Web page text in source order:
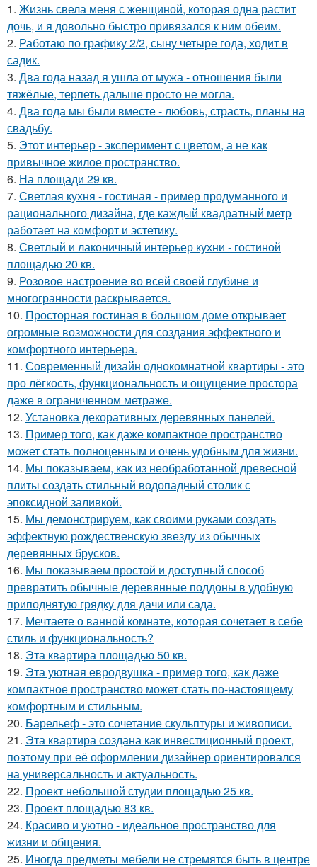
1. Жизнь свела меня с женщиной, которая одна растит
дочь, и я довольно быстро привязался к ним обеим.
2. Работаю по графику 2/2, сыну четыре года, ходит в
садик.
3. Два года назад я ушла от мужа - отношения были
тяжёлые, терпеть дальше просто не могла.
4. Два года мы были вместе - любовь, страсть, планы на
свадьбу.
5. Этот интерьер - эксперимент с цветом, а не как
привычное жилое пространство.
6. На площади 29 кв.
7. Светлая кухня - гостиная - пример продуманного и
рационального дизайна, где каждый квадратный метр
работает на комфорт и эстетику.
8. Светлый и лаконичный интерьер кухни - гостиной
площадью 20 кв.
9. Розовое настроение во всей своей глубине и
многогранности раскрывается.
10. Просторная гостиная в большом доме открывает
огромные возможности для создания эффектного и
комфортного интерьера.
11. Современный дизайн однокомнатной квартиры - это
про лёгкость, функциональность и ощущение простора
даже в ограниченном метраже.
12. Установка декоративных деревянных панелей.
13. Пример того, как даже компактное пространство
может стать полноценным и очень удобным для жизни.
14. Мы показываем, как из необработанной древесной
плиты создать стильный водопадный столик с
эпоксидной заливкой.
15. Мы демонстрируем, как своими руками создать
эффектную рождественскую звезду из обычных
деревянных брусков.
16. Мы показываем простой и доступный способ
превратить обычные деревянные поддоны в удобную
приподнятую грядку для дачи или сада.
17. Мечтаете о ванной комнате, которая сочетает в себе
стиль и функциональность?
18. Эта квартира площадью 50 кв.
19. Эта уютная евродвушка - пример того, как даже
компактное пространство может стать по-настоящему
комфортным и стильным.
20. Барельеф - это сочетание скульптуры и живописи.
21. Эта квартира создана как инвестиционный проект,
поэтому при её оформлении дизайнер ориентировался
на универсальность и актуальность.
22. Проект небольшой студии площадью 25 кв.
23. Проект площадью 83 кв.
24. Красиво и уютно - идеальное пространство для
жизни и общения.
25. Иногда предметы мебели не стремятся быть в центре